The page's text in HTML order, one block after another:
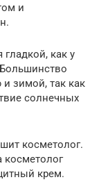
и
как у
зимой, так как
солнечных
косметолог.
крем.